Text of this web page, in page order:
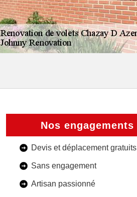
Nos engagements
Devis et déplacement gratuits
Sans engagement
Artisan passionné